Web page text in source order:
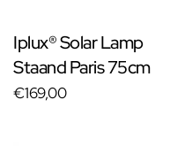
Iplux® Solar Lamp
Staand Paris 75cm
€169,00